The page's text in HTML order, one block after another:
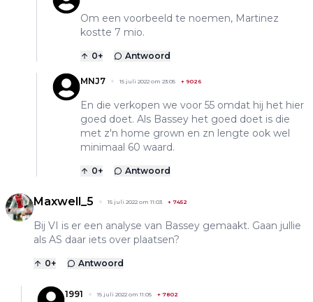
Om een voorbeeld te noemen, Martinez
kostte 7 mio.
0+ Antwoord
MNJ7 15 juli 2022 om 23:05 + 9026
En die verkopen we voor 55 omdat hij het hier
goed doet. Als Bassey het goed doet is die
met z'n home grown en zn lengte ook wel
minimaal 60 waard.
0+ Antwoord
Maxwell_5 15 juli 2022 om 11:03 + 7452
Bij VI is er een analyse van Bassey gemaakt. Gaan jullie
als AS daar iets over plaatsen?
0+ Antwoord
1991 15 juli 2022 om 11:05 + 7802